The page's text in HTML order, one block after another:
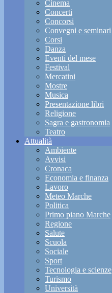
Cinema
Concerti
Concorsi
Convegni e seminari
Corsi
Danza
Eventi del mese
Festival
Mercatini
Mostre
Musica
Presentazione libri
Religione
Sagra e gastronomia
Teatro
Attualità
Ambiente
Avvisi
Cronaca
Economia e finanza
Lavoro
Meteo Marche
Politica
Primo piano Marche
Regione
Salute
Scuola
Sociale
Sport
Tecnologia e scienze
Turismo
Università